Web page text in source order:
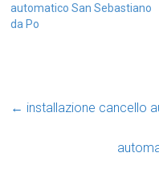
automatico San Sebastiano
da Po
← installazione cancello